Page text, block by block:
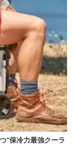
“保冷力最強クーラ